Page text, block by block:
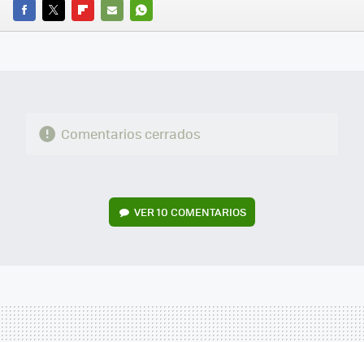
FACEBOOK
TWITTERFLIPBOARD
E-
WHATSAPP
Comentarios cerrados
VER10 COMENTARIOS